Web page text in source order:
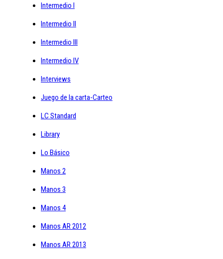
Intermedio I
Intermedio II
Intermedio III
Intermedio IV
Interviews
Juego de la carta-Carteo
LC Standard
Library
Lo Básico
Manos 2
Manos 3
Manos 4
Manos AR 2012
Manos AR 2013